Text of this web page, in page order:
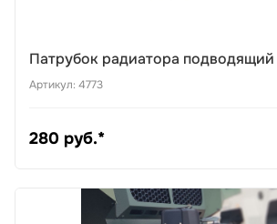
Патрубок радиатора подводящий
Артикул: 4773
280 руб.*